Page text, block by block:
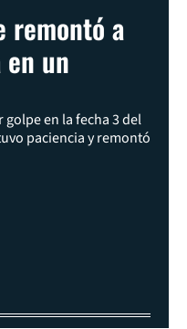
remontó a
en un
en la fecha 3 del
paciencia y remontó